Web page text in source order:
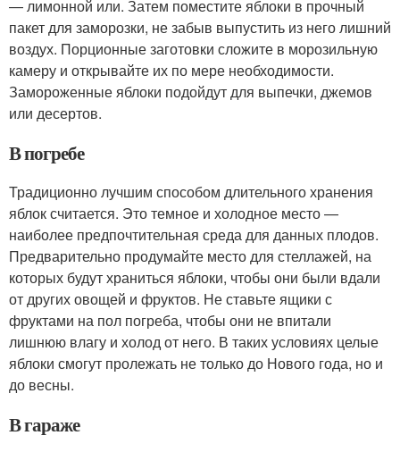
— лимонной или. Затем поместите яблоки в прочный
пакет для заморозки, не забыв выпустить из него лишний
воздух. Порционные заготовки сложите в морозильную
камеру и открывайте их по мере необходимости.
Замороженные яблоки подойдут для выпечки, джемов
или десертов.
В погребе
Традиционно лучшим способом длительного хранения
яблок считается. Это темное и холодное место —
наиболее предпочтительная среда для данных плодов.
Предварительно продумайте место для стеллажей, на
которых будут храниться яблоки, чтобы они были вдали
от других овощей и фруктов. Не ставьте ящики с
фруктами на пол погреба, чтобы они не впитали
лишнюю влагу и холод от него. В таких условиях целые
яблоки смогут пролежать не только до Нового года, но и
до весны.
В гараже